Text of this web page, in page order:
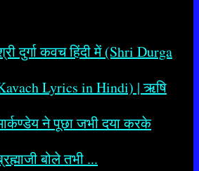
दुर्गा कवच हिंदी में (Shri Durga
Lyrics in Hindi) | ऋषि
ने पूछा जभी दया करके
बोले तभी ...